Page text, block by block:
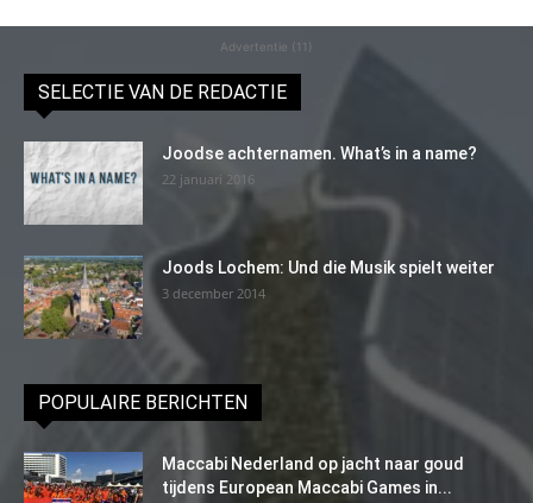
Advertentie (11)
SELECTIE VAN DE REDACTIE
Joodse achternamen. What’s in a name?
22 januari 2016
Joods Lochem: Und die Musik spielt weiter
3 december 2014
POPULAIRE BERICHTEN
Maccabi Nederland op jacht naar goud
tijdens European Maccabi Games in...